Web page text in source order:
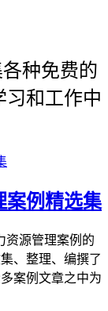
种免费的
习和工作中
案例精选集
资源管理案例的
、整理、编撰了
案例文章之中为